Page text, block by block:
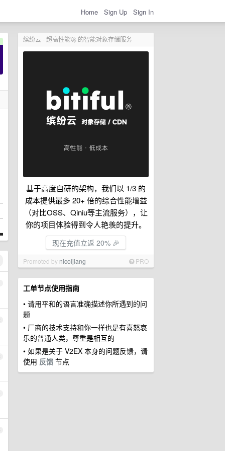
Home Sign Up Sign In
缤纷云 - 超高性能🚀 的智能对象存储服务
基于高度自研的架构，我们以 1/3 的
成本提供最多 20+ 倍的综合性能增益
（对比OSS、Qiniu等主流服务），让
你的项目体验得到令人艳羡的提升。
现在充值立返 20% 🎉
Promoted by nicoljiang PRO
工单节点使用指南
• 请用平和的语言准确描述你所遇到的问
题
• 厂商的技术支持和你一样也是有喜怒哀
乐的普通人类，尊重是相互的
• 如果是关于 V2EX 本身的问题反馈，请
使用 反馈 节点